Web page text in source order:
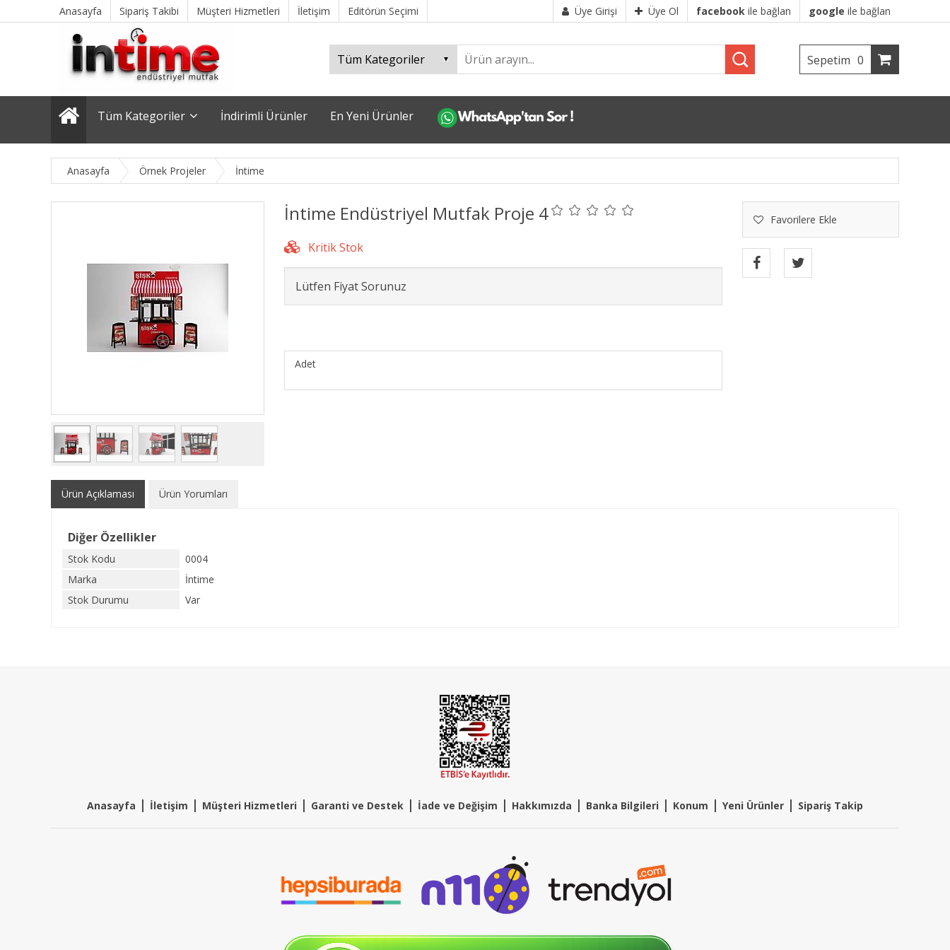
Anasayfa Sipariş Takibi Müşteri Hizmetleri İletişim Editörün Seçimi Üye Girişi Üye Ol facebook ile bağlan google ile bağlan
Sepetim 0
Tüm Kategoriler İndirimli Ürünler En Yeni Ürünler
Anasayfa Örnek Projeler İntime
İntime Endüstriyel Mutfak Proje 4 Favorilere Ekle
Lütfen Fiyat Sorunuz
Adet
Ürün Açıklaması Ürün Yorumları
Diğer Özellikler
Stok Kodu
0004
Marka
İntime
Stok Durumu
Var
Anasayfa | İletişim | Müşteri Hizmetleri | Garanti ve Destek | İade ve Değişim | Hakkımızda | Banka Bilgileri | Konum | Yeni Ürünler | Sipariş Takip